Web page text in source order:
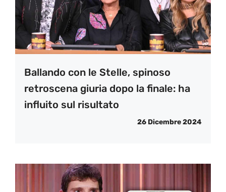
Ballando con le Stelle, spinoso
retroscena giuria dopo la finale: ha
influito sul risultato
26 Dicembre 2024